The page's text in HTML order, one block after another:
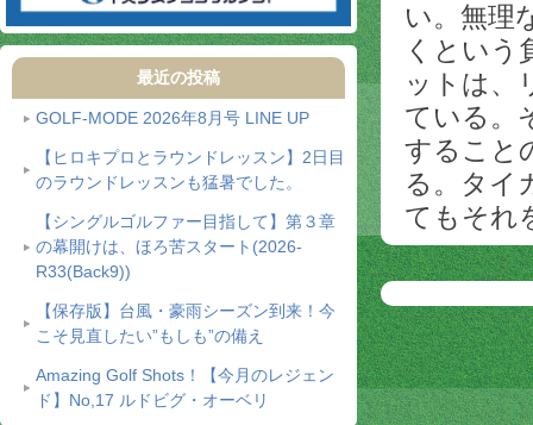
最近の投稿
GOLF-MODE 2026年8月号 LINE UP
【ヒロキプロとラウンドレッスン】2日目
のラウンドレッスンも猛暑でした。
【シングルゴルファー目指して】第３章
の幕開けは、ほろ苦スタート(2026-
R33(Back9))
【保存版】台風・豪雨シーズン到来！今
こそ見直したい”もしも”の備え
Amazing Golf Shots！【今月のレジェン
ド】No,17 ルドビグ・オーベリ
い。無理
くという
ットは、
ている。
すること
る。タイ
てもそれ